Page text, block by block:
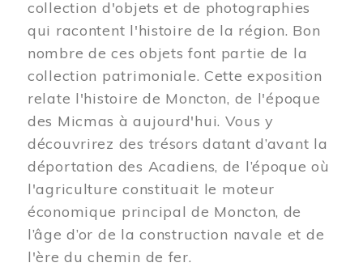
collection d'objets et de photographies
qui racontent l'histoire de la région. Bon
nombre de ces objets font partie de la
collection patrimoniale. Cette exposition
relate l'histoire de Moncton, de l'époque
des Micmas à aujourd'hui. Vous y
découvrirez des trésors datant d’avant la
déportation des Acadiens, de l’époque où
l'agriculture constituait le moteur
économique principal de Moncton, de
l’âge d’or de la construction navale et de
l'ère du chemin de fer.